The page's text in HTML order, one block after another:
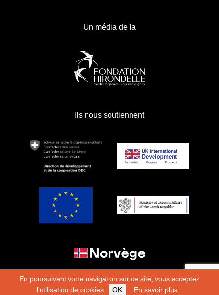
En poursuivant votre navigation sur ce site, vous acceptez
l'utilisation de cookies.
OK En savoir plus
Un média de la
Ils nous soutiennent